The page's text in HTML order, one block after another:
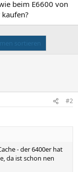
beim E6600 von
sortieren
#2
- der 6400er hat
da ist schon nen